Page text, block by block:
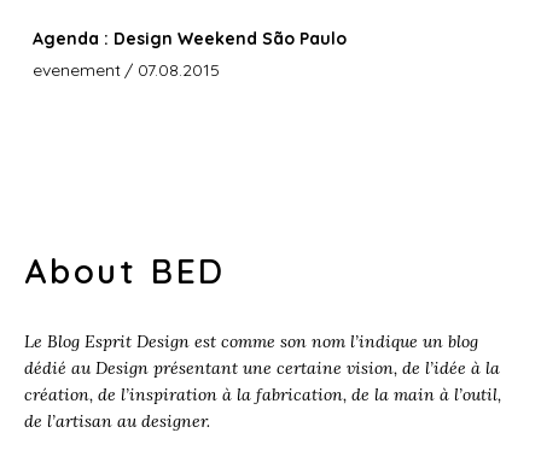
Agenda : Design Weekend São Paulo
evenement / 07.08.2015
About BED
Le Blog Esprit Design est comme son nom l’indique un blog
dédié au Design présentant une certaine vision, de l’idée à la
création, de l’inspiration à la fabrication, de la main à l’outil,
de l’artisan au designer.